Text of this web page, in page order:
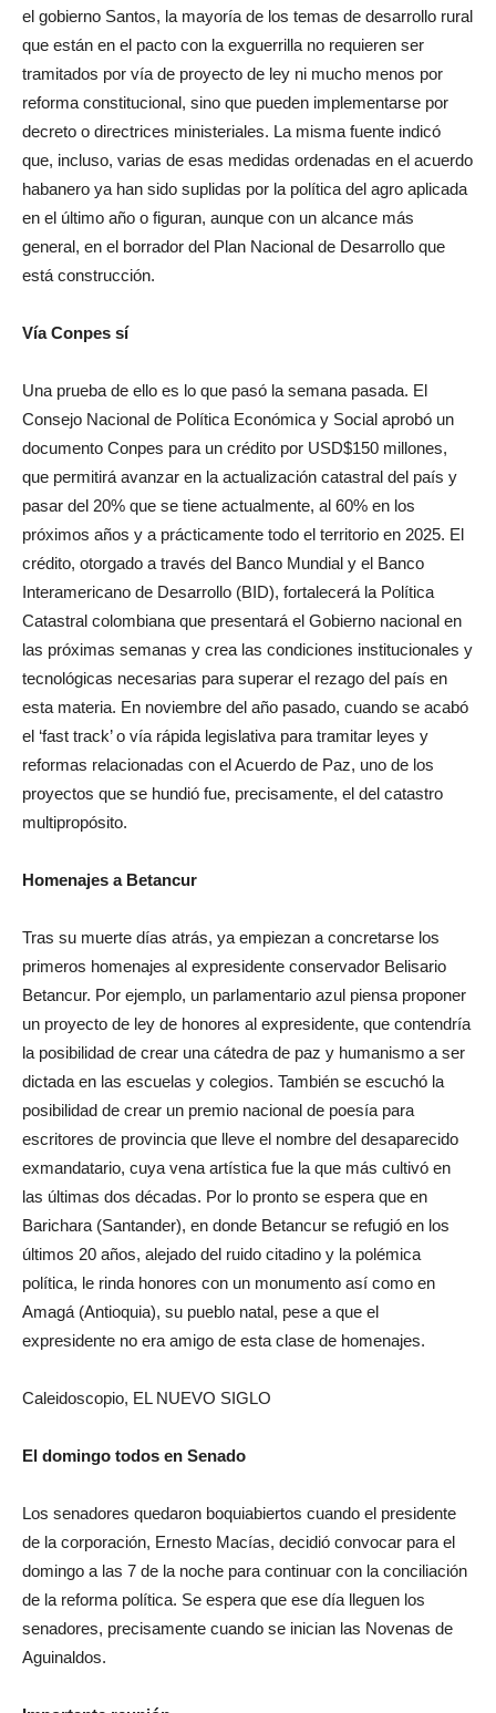
el gobierno Santos, la mayoría de los temas de desarrollo rural
que están en el pacto con la exguerrilla no requieren ser
tramitados por vía de proyecto de ley ni mucho menos por
reforma constitucional, sino que pueden implementarse por
decreto o directrices ministeriales. La misma fuente indicó
que, incluso, varias de esas medidas ordenadas en el acuerdo
habanero ya han sido suplidas por la política del agro aplicada
en el último año o figuran, aunque con un alcance más
general, en el borrador del Plan Nacional de Desarrollo que
está construcción.
Vía Conpes sí
Una prueba de ello es lo que pasó la semana pasada. El
Consejo Nacional de Política Económica y Social aprobó un
documento Conpes para un crédito por USD$150 millones,
que permitirá avanzar en la actualización catastral del país y
pasar del 20% que se tiene actualmente, al 60% en los
próximos años y a prácticamente todo el territorio en 2025. El
crédito, otorgado a través del Banco Mundial y el Banco
Interamericano de Desarrollo (BID), fortalecerá la Política
Catastral colombiana que presentará el Gobierno nacional en
las próximas semanas y crea las condiciones institucionales y
tecnológicas necesarias para superar el rezago del país en
esta materia. En noviembre del año pasado, cuando se acabó
el ‘fast track’ o vía rápida legislativa para tramitar leyes y
reformas relacionadas con el Acuerdo de Paz, uno de los
proyectos que se hundió fue, precisamente, el del catastro
multipropósito.
Homenajes a Betancur
Tras su muerte días atrás, ya empiezan a concretarse los
primeros homenajes al expresidente conservador Belisario
Betancur. Por ejemplo, un parlamentario azul piensa proponer
un proyecto de ley de honores al expresidente, que contendría
la posibilidad de crear una cátedra de paz y humanismo a ser
dictada en las escuelas y colegios. También se escuchó la
posibilidad de crear un premio nacional de poesía para
escritores de provincia que lleve el nombre del desaparecido
exmandatario, cuya vena artística fue la que más cultivó en
las últimas dos décadas. Por lo pronto se espera que en
Barichara (Santander), en donde Betancur se refugió en los
últimos 20 años, alejado del ruido citadino y la polémica
política, le rinda honores con un monumento así como en
Amagá (Antioquia), su pueblo natal, pese a que el
expresidente no era amigo de esta clase de homenajes.
Caleidoscopio, EL NUEVO SIGLO
El domingo todos en Senado
Los senadores quedaron boquiabiertos cuando el presidente
de la corporación, Ernesto Macías, decidió convocar para el
domingo a las 7 de la noche para continuar con la conciliación
de la reforma política. Se espera que ese día lleguen los
senadores, precisamente cuando se inician las Novenas de
Aguinaldos.